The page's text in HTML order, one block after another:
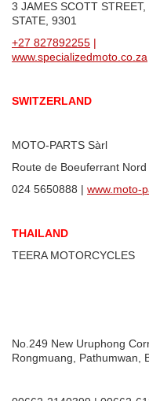
3 JAMES SCOTT
STATE, 9301
+27 827892255
www.specializedmoto.co.za
SWITZERLAND
MOTO-PARTS Sàrl
Route de Boeuferrant
024 5650888 | www.moto-
THAILAND
TEERA MOTORCYCLES
No.249 New Uruphong
Rongmuang, Pathumwan,